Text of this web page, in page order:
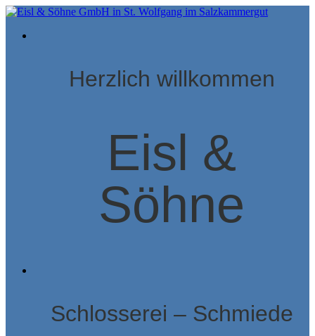
Herzlich willkommen
Eisl &
Söhne
Schlosserei – Schmiede